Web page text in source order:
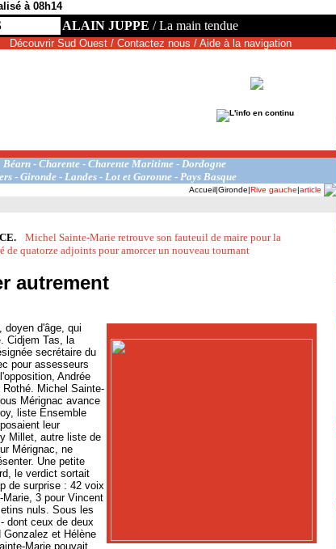
à 08h14
ALAIN JUPPE /La main tendue
Découvrir Sud Ouest/ Contactez nous / Aide à la navigation
L'info en continu
Béarn-. Charente-. Charente Maritime-. Dordogne
- Gironde - Landes - Lot et Garonne - Pays Basque
Accueil Gironde Rive gauche article
Michel Sainte-Marie retrouve son fauteuil de maire pour la
de quatorze adjoints pour amorcer un nouveau tournant
autrement
doyen d'âge, qui
Cidjem Tas, la
secrétaire du
pour assesseurs
Andrée
Rothé. Michel Sainte-
Mérignac avance
liste Ensemble
leur
Millet, autre liste de
Mérignac, ne
Une petite
le verdict sortait
de surprise : 42 voix
3 pour Vincent
nuls. Sous les
dont ceux de deux
Gonzalez et Hélène
Marie pouvait